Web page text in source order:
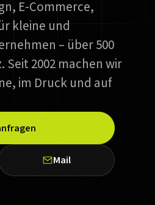
E-Commerce,
kleine und
– über 500
Seit 2002 machen wir
im Druck und auf
Mail